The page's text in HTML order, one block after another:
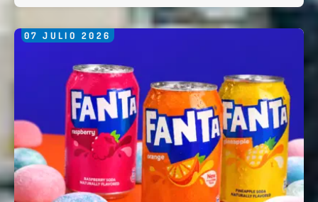
07 JULIO 2026
Nombre *
Email *